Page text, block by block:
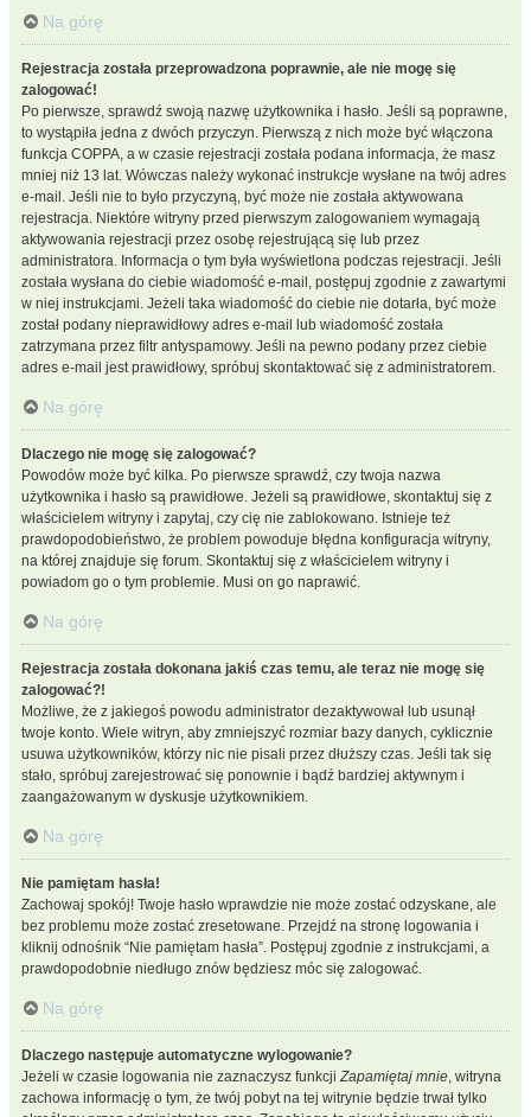
Na górę
Rejestracja została przeprowadzona poprawnie, ale nie mogę się
zalogować!
Po pierwsze, sprawdź swoją nazwę użytkownika i hasło. Jeśli są poprawne,
to wystąpiła jedna z dwóch przyczyn. Pierwszą z nich może być włączona
funkcja COPPA, a w czasie rejestracji została podana informacja, że masz
mniej niż 13 lat. Wówczas należy wykonać instrukcje wysłane na twój adres
e-mail. Jeśli nie to było przyczyną, być może nie została aktywowana
rejestracja. Niektóre witryny przed pierwszym zalogowaniem wymagają
aktywowania rejestracji przez osobę rejestrującą się lub przez
administratora. Informacja o tym była wyświetlona podczas rejestracji. Jeśli
została wysłana do ciebie wiadomość e-mail, postępuj zgodnie z zawartymi
w niej instrukcjami. Jeżeli taka wiadomość do ciebie nie dotarła, być może
został podany nieprawidłowy adres e-mail lub wiadomość została
zatrzymana przez filtr antyspamowy. Jeśli na pewno podany przez ciebie
adres e-mail jest prawidłowy, spróbuj skontaktować się z administratorem.
Na górę
Dlaczego nie mogę się zalogować?
Powodów może być kilka. Po pierwsze sprawdź, czy twoja nazwa
użytkownika i hasło są prawidłowe. Jeżeli są prawidłowe, skontaktuj się z
właścicielem witryny i zapytaj, czy cię nie zablokowano. Istnieje też
prawdopodobieństwo, że problem powoduje błędna konfiguracja witryny,
na której znajduje się forum. Skontaktuj się z właścicielem witryny i
powiadom go o tym problemie. Musi on go naprawić.
Na górę
Rejestracja została dokonana jakiś czas temu, ale teraz nie mogę się
zalogować?!
Możliwe, że z jakiegoś powodu administrator dezaktywował lub usunął
twoje konto. Wiele witryn, aby zmniejszyć rozmiar bazy danych, cyklicznie
usuwa użytkowników, którzy nic nie pisali przez dłuższy czas. Jeśli tak się
stało, spróbuj zarejestrować się ponownie i bądź bardziej aktywnym i
zaangażowanym w dyskusje użytkownikiem.
Na górę
Nie pamiętam hasła!
Zachowaj spokój! Twoje hasło wprawdzie nie może zostać odzyskane, ale
bez problemu może zostać zresetowane. Przejdź na stronę logowania i
kliknij odnośnik “Nie pamiętam hasła”. Postępuj zgodnie z instrukcjami, a
prawdopodobnie niedługo znów będziesz móc się zalogować.
Na górę
Dlaczego następuje automatyczne wylogowanie?
Jeżeli w czasie logowania nie zaznaczysz funkcjiZapamiętaj mnie, witryna
zachowa informację o tym, że twój pobyt na tej witrynie będzie trwał tylko